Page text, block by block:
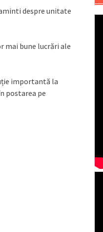
despre unitate
mai bune lucrări ale
importantă la
postarea pe